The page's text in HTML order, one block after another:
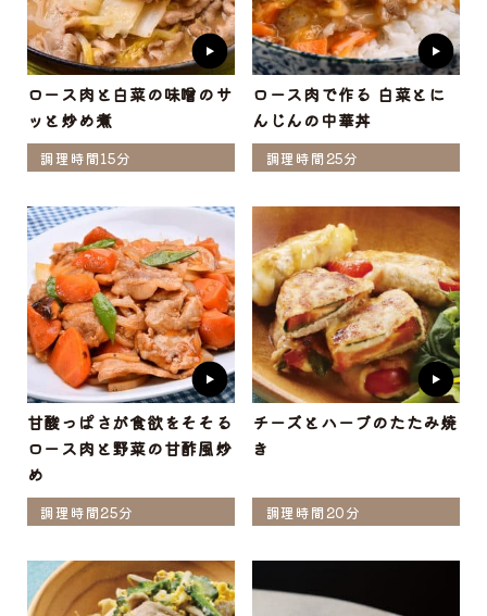
ロース肉と白菜の味噌のサ
ッと炒め煮
調理時間15分
ロース肉で作る 白菜とに
んじんの中華丼
調理時間25分
甘酸っぱさが食欲をそそる
ロース肉と野菜の甘酢風炒
め
調理時間25分
チーズとハーブのたたみ焼
き
調理時間20分